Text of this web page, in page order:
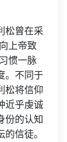
松曾在采
上帝致
惯一脉
。不同于
松将信仰
近乎虔诚
份的认知
信徒。